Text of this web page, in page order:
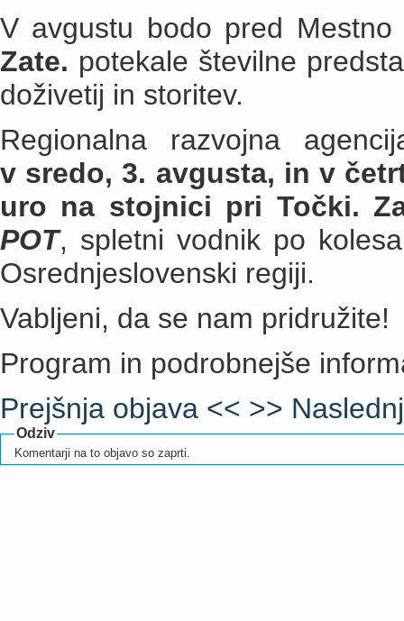
V avgustu bodo pred
Zate. potekale številne
doživetij in storitev.
Regionalna razvojna
v sredo, 3. avgusta, in v
uro na stojnici pri Točki.
POT, spletni vodnik po
Osrednjeslovenski regiji.
Vabljeni, da se nam pridružite!
Program in podrobnejše
Prejšnja objava << >>
Odziv
Komentarji na to objavo so zaprti.